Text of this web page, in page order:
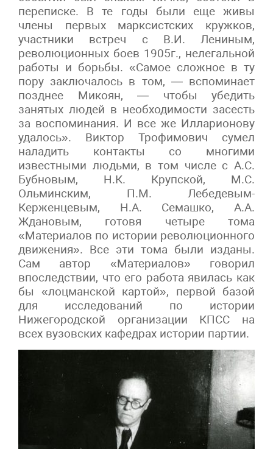
переписке. В те годы были еще живы
члены первых марксистских кружков,
участники встреч с В.И. Лениным,
революционных боев 1905г., нелегальной
работы и борьбы. «Самое сложное в ту
пору заключалось в том, — вспоминает
позднее Микоян, — чтобы убедить
занятых людей в необходимости засесть
за воспоминания. И все же Илларионову
удалось». Виктор Трофимович сумел
наладить контакты со многими
известными людьми, в том числе с А.С.
Бубновым, Н.К. Крупской, М.С.
Ольминским, П.М. Лебедевым-
Керженцевым, Н.А. Семашко, А.А.
Ждановым, готовя четыре тома
«Материалов по истории революционного
движения». Все эти тома были изданы.
Сам автор «Материалов» говорил
впоследствии, что его работа явилась как
бы «лоцманской картой», первой базой
для исследований по истории
Нижегородской организации КПСС на
всех вузовских кафедрах истории партии.